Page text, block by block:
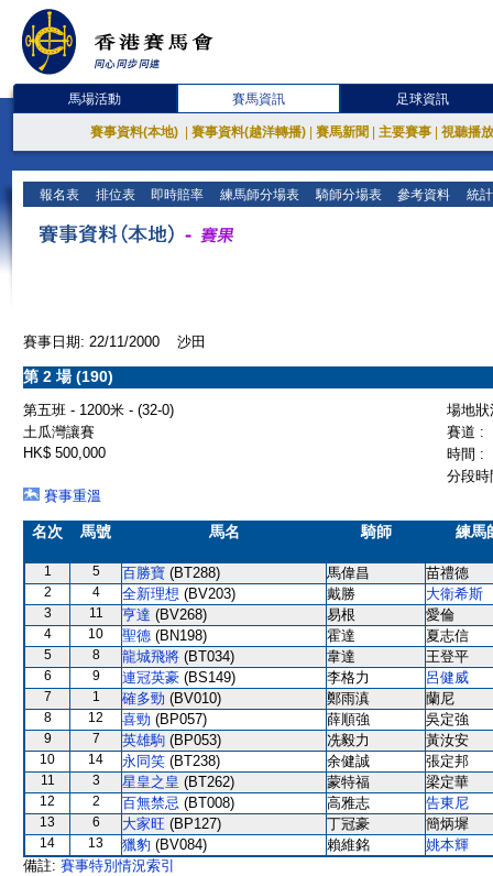
馬場活動 賽馬資訊 足球資訊
賽事資料(本地) 賽事資料(越洋轉播) 賽馬新聞 主要賽事 視聽播
報名表 排位表 即時賠率 練馬師分場表 騎師分場表 參考資料 統
賽事日期: 22/11/2000 沙田
第 2 場 (190)
第五班 - 1200米 - (32-0)
場地
土瓜灣讓賽
賽道 :
HK$ 500,000
時間 :
分段
賽事重溫
名次 馬號 馬名 騎師 練馬
1 5 百勝寶 (BT288) 馬偉昌 苗禮德
2 4 全新理想 (BV203) 戴勝 大衛希斯
3 11 亨達 (BV268) 易根 愛倫
4 10 聖德 (BN198) 霍達 夏志信
5 8 龍城飛將 (BT034) 韋達 王登平
6 9 連冠英豪 (BS149) 李格力 呂健威
7 1 確多勁 (BV010) 鄭雨滇 蘭尼
8 12 喜勁 (BP057) 薛順強 吳定強
9 7 英雄駒 (BP053) 冼毅力 黃汝安
10 14 永同笑 (BT238) 余健誠 張定邦
11 3 星皇之皇 (BT262) 蒙特福 梁定華
12 2 百無禁忌 (BT008) 高雅志 告東尼
13 6 大家旺 (BP127) 丁冠豪 簡炳墀
14 13 獵豹 (BV084) 賴維銘
姚本輝
備註: 賽事特別情況索引